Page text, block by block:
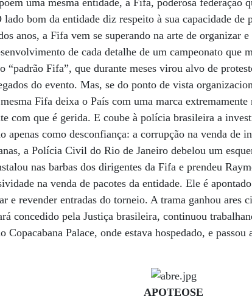
uma mesma entidade, a Fifa, poderosa
lado bom da entidade diz respeito à sua capacidade
anos, a Fifa vem se superando na arte de organizar
de cada detalhe de um campeonato que
“padrão Fifa”, que durante meses virou alvo de
do evento. Mas, se do ponto de vista
Fifa deixa o País com uma marca
com que é gerida. E coube à polícia brasileira a
apenas como desconfiança: a corrupção na venda de
a Polícia Civil do Rio de Janeiro debelou um
nas barbas dos dirigentes da Fifa e prendeu
na venda de pacotes da entidade. Ele é
e revender entradas do torneio. A trama ganhou ares
concedido pela Justiça brasileira, continuou
Copacabana Palace, onde estava hospedado, e
APOTEOSE